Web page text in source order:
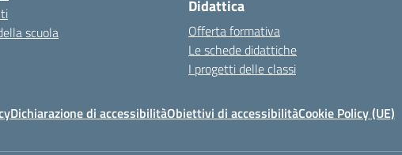
scuola
Didattica
Offerta formativa
Le schede didattiche
I progetti delle classi
Dichiarazione di accessibilitàObiettivi di accessibilitàCookie Policy (UE)